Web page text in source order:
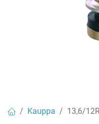
Kauppa 13,6/